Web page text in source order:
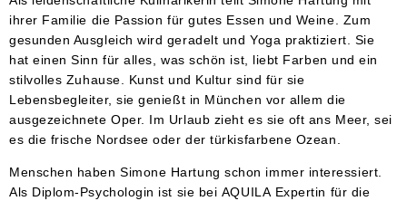
ihrer Familie die Passion für gutes Essen und Weine. Zum
gesunden Ausgleich wird geradelt und Yoga praktiziert. Sie
hat einen Sinn für alles, was schön ist, liebt Farben und ein
stilvolles Zuhause. Kunst und Kultur sind für sie
Lebensbegleiter, sie genießt in München vor allem die
ausgezeichnete Oper. Im Urlaub zieht es sie oft ans Meer, sei
es die frische Nordsee oder der türkisfarbene Ozean.
Menschen haben Simone Hartung schon immer interessiert.
Als Diplom-Psychologin ist sie bei AQUILA Expertin für die